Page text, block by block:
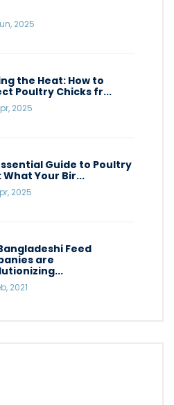
2025
the Heat: How to
Poultry Chicks fr...
2025
Guide to Poultry
What Your Bir...
2025
Feed
are
2021